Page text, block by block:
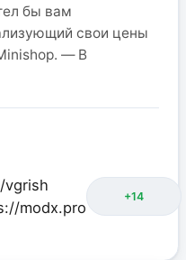
бы вам
свои цены
— В
vgrish
modx.pro
+14